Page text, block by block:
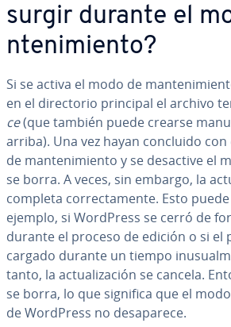
surgir durante el
n­te­ni­mie­n­to?
Si se activa el modo de
en el di­re­c­to­rio principal el archivo
ce(que también puede crearse
arriba). Una vez hayan concluido
de ma­n­te­ni­mie­n­to y se desactive el
se borra. A veces, sin embargo, la
completa co­rre­c­ta­me­n­te. Esto
ejemplo, si WordPress se cerró de
durante el proceso de edición o si el
cargado durante un tiempo
tanto, la ac­tua­li­za­ción se cancela.
se borra, lo que significa que el
de WordPress no des­apa­re­ce.